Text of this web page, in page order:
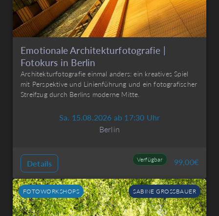
Emotionale Architekturfotografie |
Fotokurs in Berlin
Architekturfotografie einmal anders: ein kreatives Spiel
mit Perspektive und Linienführung und ein fotografischer
Streifzug durch Berlins moderne Mitte.
Sa. 15.08.2026 ab 17:30 Uhr
Berlin
Details Verfügbar 99,00€
FOTOWORKSHOPS SABINE GROSSBAUER